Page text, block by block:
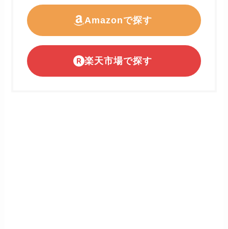
Amazonで探す
楽天市場で探す